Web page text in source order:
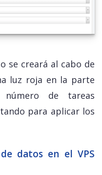
se creará al cabo de
luz roja en la parte
de tareas
para aplicar los
datos en el VPS